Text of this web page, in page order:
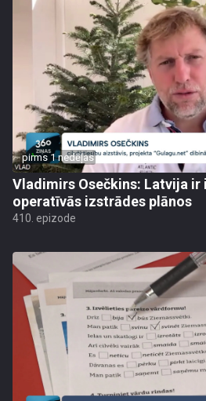
pirms 1 nedēļas
Vladimirs Osečkins: Latvija ir
operatīvās izstrādes plānos
410. epizode